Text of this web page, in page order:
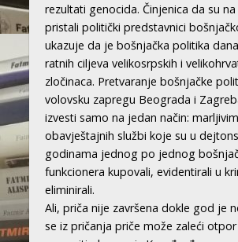
rezultati genocida. Činjenica da su
pristali politički predstavnici
ukazuje da je bošnjačka politika
ratnih ciljeva velikosrpskih i
zločinaca. Pretvaranje bošnjačke
volovsku zapregu Beograda i
izvesti samo na jedan način:
obavještajnih službi koje su u
godinama jednog po jednog
funkcionera kupovali, evidentirali u
eliminirali.
Ali, priča nije završena dokle god je
se iz pričanja priče može zaleći